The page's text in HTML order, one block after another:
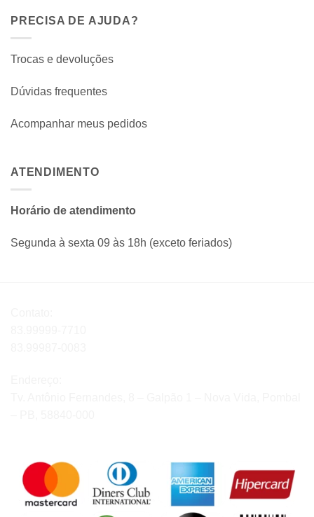
PRECISA DE AJUDA?
Trocas e devoluções
Dúvidas frequentes
Acompanhar meus pedidos
ATENDIMENTO
Horário de atendimento
Segunda à sexta 09 às 18h (exceto feriados)